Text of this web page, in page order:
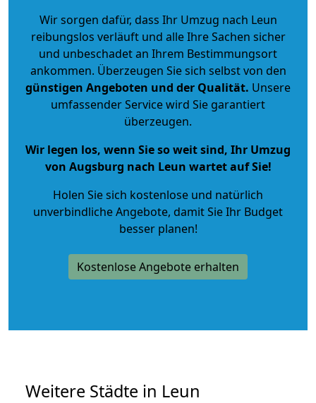
Wir sorgen dafür, dass Ihr Umzug nach Leun
reibungslos verläuft und alle Ihre Sachen sicher
und unbeschadet an Ihrem Bestimmungsort
ankommen. Überzeugen Sie sich selbst von den
günstigen Angeboten und der Qualität. Unsere
umfassender Service wird Sie garantiert
überzeugen.
Wir legen los, wenn Sie so weit sind, Ihr Umzug
von Augsburg nach Leun wartet auf Sie!
Holen Sie sich kostenlose und natürlich
unverbindliche Angebote, damit Sie Ihr Budget
besser planen!
Kostenlose Angebote erhalten
Weitere Städte in Leun